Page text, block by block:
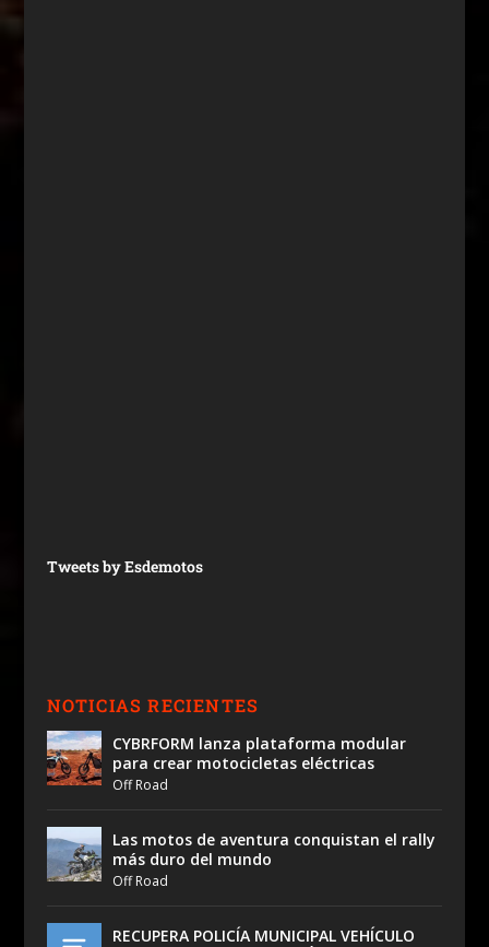
Tweets by Esdemotos
NOTICIAS RECIENTES
CYBRFORM lanza plataforma modular
para crear motocicletas eléctricas
Off Road
Las motos de aventura conquistan el rally
más duro del mundo
Off Road
RECUPERA POLICÍA MUNICIPAL VEHÍCULO